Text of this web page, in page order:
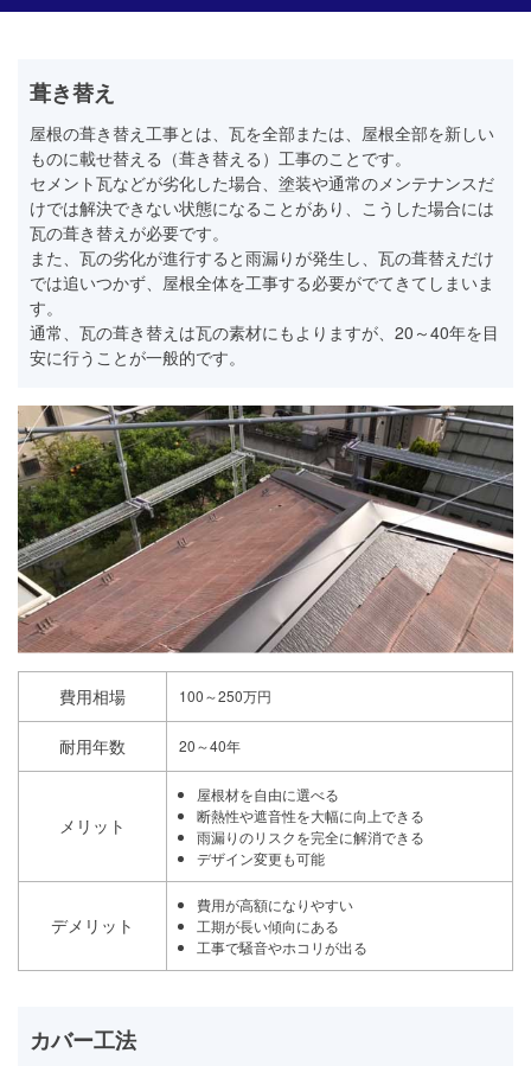
葺き替え
屋根の葺き替え工事とは、瓦を全部または、屋根全部を新しい
ものに載せ替える（葺き替える）工事のことです。
セメント瓦などが劣化した場合、塗装や通常のメンテナンスだ
けでは解決できない状態になることがあり、こうした場合には
瓦の葺き替えが必要です。
また、瓦の劣化が進行すると雨漏りが発生し、瓦の葺替えだけ
では追いつかず、屋根全体を工事する必要がでてきてしまいま
す。
通常、瓦の葺き替えは瓦の素材にもよりますが、20～40年を目
安に行うことが一般的です。
費用相場 100～250万円
耐用年数 20～40年
メリット
屋根材を自由に選べる
断熱性や遮音性を大幅に向上できる
雨漏りのリスクを完全に解消できる
デザイン変更も可能
デメリット
費用が高額になりやすい
工期が長い傾向にある
工事で騒音やホコリが出る
カバー工法